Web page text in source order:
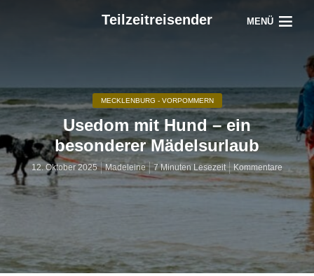
Teilzeitreisender MENÜ
MECKLENBURG - VORPOMMERN
Usedom mit Hund – ein
besonderer Mädelsurlaub
12. Oktober 2025 Madeleine 7 Minuten Lesezeit Kommentare